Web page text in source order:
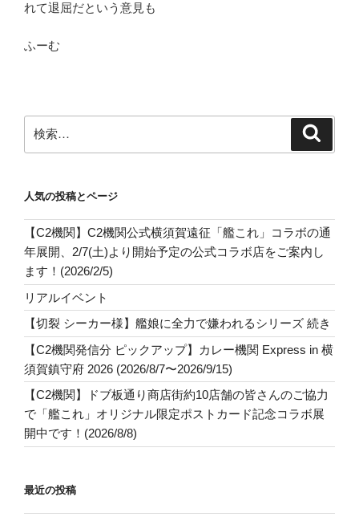
れて退屈だという意見も
ふーむ
索:
人気の投稿とページ
【C2機関】C2機関公式横須賀遠征「艦これ」コラボの通
年展開、2/7(土)より開始予定の公式コラボ店をご案内し
ます！(2026/2/5)
リアルイベント
【切裂 シーカー様】艦娘に全力で嫌われるシリーズ 続き
【C2機関発信分 ピックアップ】カレー機関 Express in 横
須賀鎮守府 2026 (2026/8/7〜2026/9/15)
【C2機関】ドブ板通り商店街約10店舗の皆さんのご協力
で「艦これ」オリジナル限定ポストカード記念コラボ展
開中です！(2026/8/8)
最近の投稿